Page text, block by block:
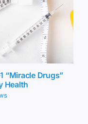
“Miracle Drugs”
Health